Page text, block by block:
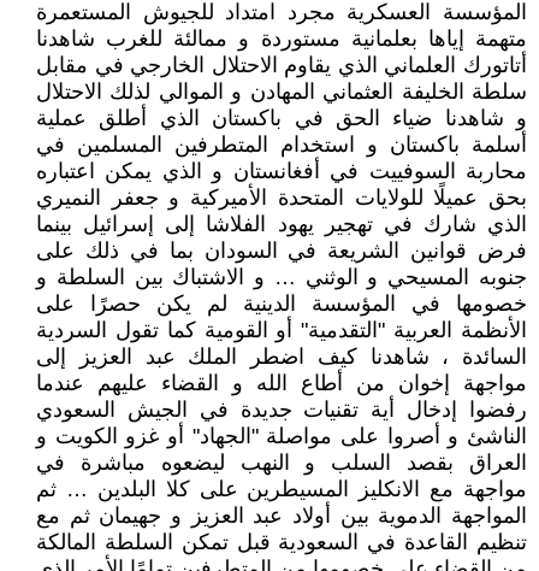
المؤسسة العسكرية مجرد امتداد للجيوش المستعمرة
متهمة إياها بعلمانية مستوردة و ممالئة للغرب شاهدنا
أتاتورك العلماني الذي يقاوم الاحتلال الخارجي في مقابل
سلطة الخليفة العثماني المهادن و الموالي لذلك الاحتلال
و شاهدنا ضياء الحق في باكستان الذي أطلق عملية
أسلمة باكستان و استخدام المتطرفين المسلمين في
محاربة السوفييت في أفغانستان و الذي يمكن اعتباره
بحق عميلًا للولايات المتحدة الأميركية و جعفر النميري
الذي شارك في تهجير يهود الفلاشا إلى إسرائيل بينما
فرض قوانين الشريعة في السودان بما في ذلك على
جنوبه المسيحي و الوثني … و الاشتباك بين السلطة و
خصومها في المؤسسة الدينية لم يكن حصرًا على
الأنظمة العربية "التقدمية" أو القومية كما تقول السردية
السائدة ، شاهدنا كيف اضطر الملك عبد العزيز إلى
مواجهة إخوان من أطاع الله و القضاء عليهم عندما
رفضوا إدخال أية تقنيات جديدة في الجيش السعودي
الناشئ و أصروا على مواصلة "الجهاد" أو غزو الكويت و
العراق بقصد السلب و النهب ليضعوه مباشرة في
مواجهة مع الانكليز المسيطرين على كلا البلدين … ثم
المواجهة الدموية بين أولاد عبد العزيز و جهيمان ثم مع
تنظيم القاعدة في السعودية قبل تمكن السلطة المالكة